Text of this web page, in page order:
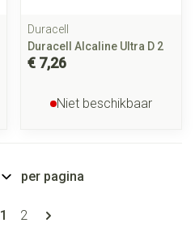
Duracell
Duracell Alcaline Ultra D 2
€ 7,26
Niet beschikbaar
Pagina's
U lees momenteel pagina
1 Pagina
2
per pagina